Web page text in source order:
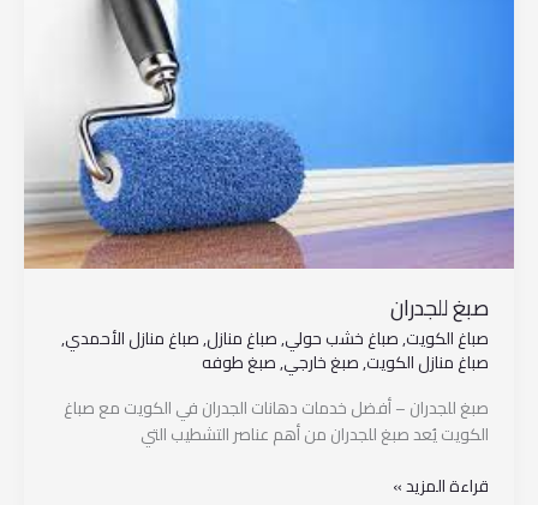
صبغ للجدران
صباغ الكويت,صباغ خشب حولي,صباغ منازل,صباغ منازل الأحمدي,
صباغ منازل الكويت,صبغ خارجي,صبغ طوفه
صبغ للجدران – أفضل خدمات دهانات الجدران في الكويت مع صباغ
الكويت يُعد صبغ للجدران من أهم عناصر التشطيب التي
قراءة المزيد »